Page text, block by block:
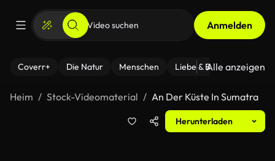
Anmelden
Coverr+ Die Natur Menschen Liebe & Beziehungen
Alle anzeigen
Heim Stock-Videomaterial An Der Küste In Sumatra
Herunterladen